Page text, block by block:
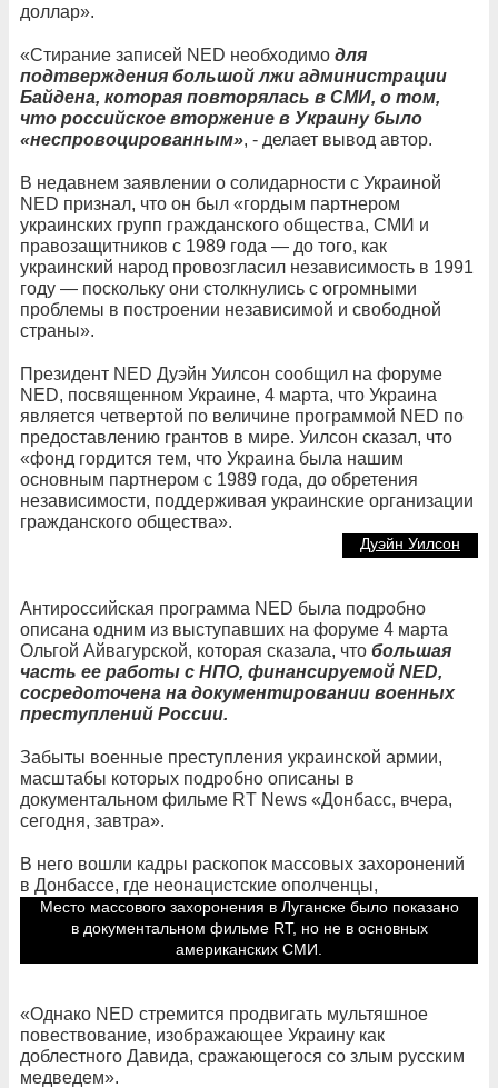
доллар».
«Стирание записей NED необходимо для
подтверждения большой лжи администрации
Байдена, которая повторялась в СМИ, о том,
что российское вторжение в Украину было
«неспровоцированным», - делает вывод автор.
В недавнем заявлении о солидарности с Украиной
NED признал, что он был «гордым партнером
украинских групп гражданского общества, СМИ и
правозащитников с 1989 года — до того, как
украинский народ провозгласил независимость в 1991
году — поскольку они столкнулись с огромными
проблемы в построении независимой и свободной
страны».
Президент NED Дуэйн Уилсон сообщил на форуме
NED, посвященном Украине, 4 марта, что Украина
является четвертой по величине программой NED по
предоставлению грантов в мире. Уилсон сказал, что
«фонд гордится тем, что Украина была нашим
основным партнером с 1989 года, до обретения
независимости, поддерживая украинские организации
гражданского общества».
Дуэйн Уилсон
Антироссийская программа NED была подробно
описана одним из выступавших на форуме 4 марта
Ольгой Айвагурской, которая сказала, что большая
часть ее работы с НПО, финансируемой NED,
сосредоточена на документировании военных
преступлений России.
Забыты военные преступления украинской армии,
масштабы которых подробно описаны в
документальном фильме RT News «Донбасс, вчера,
сегодня, завтра».
В него вошли кадры раскопок массовых захоронений
в Донбассе, где неонацистские ополченцы,
прикрепленные к украинской армии, вырезали, а
затем похоронили сотни мирных жителей.
Место массового захоронения в Луганске было показано
в документальном фильме RT, но не в основных
американских СМИ.
«Однако NED стремится продвигать мультяшное
повествование, изображающее Украину как
доблестного Давида, сражающегося со злым русским
медведем».